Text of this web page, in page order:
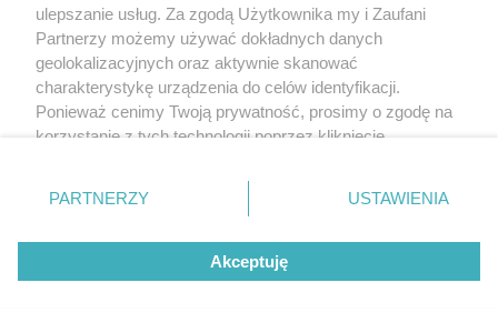
ulepszanie usług. Za zgodą Użytkownika my i Zaufani
Partnerzy możemy używać dokładnych danych
geolokalizacyjnych oraz aktywnie skanować
charakterystykę urządzenia do celów identyfikacji.
Ponieważ cenimy Twoją prywatność, prosimy o zgodę na
korzystanie z tych technologii poprzez kliknięcie
zmienić/wycofać klikając przycisk ustawień prywatności
znajdujący się w lewym dolnym rogu strony
rodzaje przetwarzania danych nie wymagają zgody
użytkownika, ale masz prawo sprzeciwić się takiemu
przetwarzaniu. Preferencje będą miały zastosowanie tylko
PARTNERZY USTAWIENIA
Akceptuję